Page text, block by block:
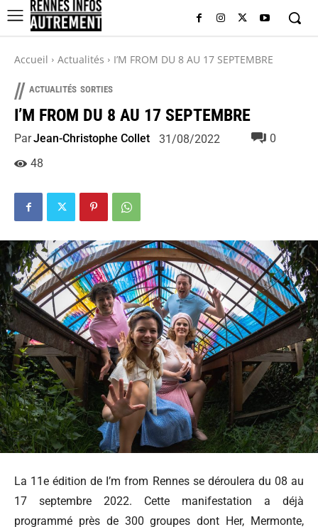
Accueil Actualités I’M FROM DU 8 AU 17 SEPTEMBRE
// ACTUALITÉS SORTIES
I’M FROM DU 8 AU 17 SEPTEMBRE
ParJean-Christophe Collet 31/08/2022
0
48
La 11e édition de I’m from Rennes se déroulera du 08 au
17 septembre 2022. Cette manifestation a déjà
programmé près de 300 groupes dont Her, Mermonte,